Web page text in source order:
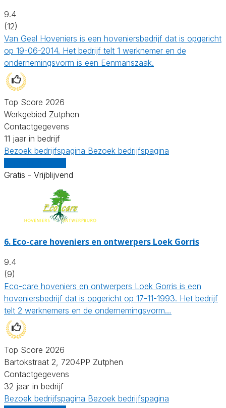
9.4
(12)
Van Geel Hoveniers is een hoveniersbedrijf dat is opgericht
op 19-06-2014. Het bedrijf telt 1 werknemer en de
ondernemingsvorm is een Eenmanszaak.
Top Score 2026
Werkgebied Zutphen
Contactgegevens
11 jaar in bedrijf
Bezoek bedrijfspagina Bezoek bedrijfspagina
Gratis - Vrijblijvend
6. Eco-care hoveniers en ontwerpers Loek Gorris
9.4
(9)
Eco-care hoveniers en ontwerpers Loek Gorris is een
hoveniersbedrijf dat is opgericht op 17-11-1993. Het bedrijf
telt 2 werknemers en de ondernemingsvorm…
Top Score 2026
Bartokstraat 2, 7204PP Zutphen
Contactgegevens
32 jaar in bedrijf
Bezoek bedrijfspagina Bezoek bedrijfspagina